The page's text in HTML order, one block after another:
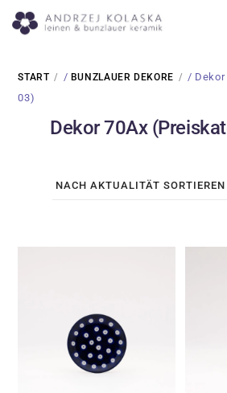
Skip
START / BUNZLAUER DEKORE
/ Dekor
03)
Dekor 70Ax